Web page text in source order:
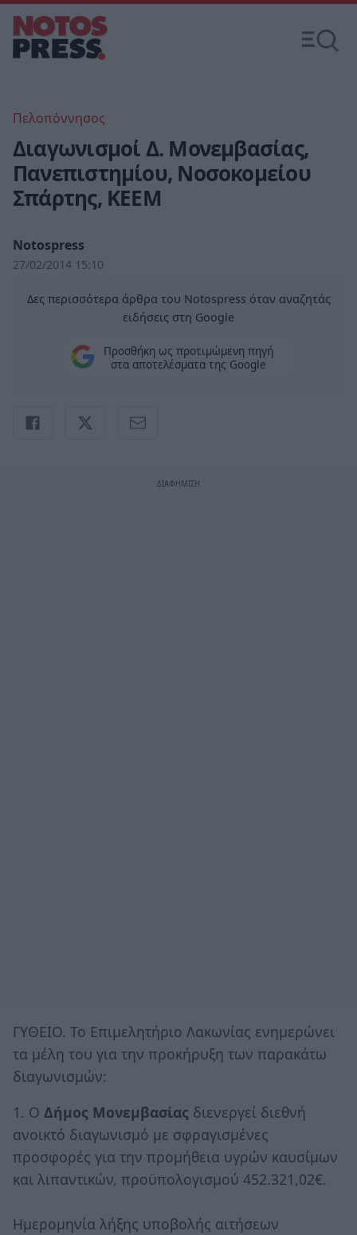
Πελοπόννησος
Διαγωνισμοί Δ. Μονεμβασίας,
Πανεπιστημίου, Νοσοκομείου
Σπάρτης, ΚΕΕΜ
Notospress
27/02/2014 15:10
Δες περισσότερα άρθρα του Notospress όταν αναζητάς
ειδήσεις στη Google
Προσθήκη ως προτιμώμενη πηγή
στα αποτελέσματα της Google
ΓΥΘΕΙΟ. Το Επιμελητήριο Λακωνίας ενημερώνει
τα μέλη του για την προκήρυξη των παρακάτω
διαγωνισμών:
1. Ο Δήμος Μονεμβασίας διενεργεί διεθνή
ανοικτό διαγωνισμό με σφραγισμένες
προσφορές για την προμήθεια υγρών καυσίμων
και λιπαντικών, προϋπολογισμού 452.321,02€.
Ημερομηνία λήξης υποβολής αιτήσεων